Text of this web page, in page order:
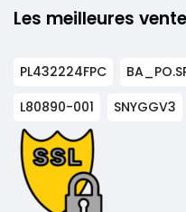
Les meilleures
PL432224FPC
L80890-001
SNYGGV3